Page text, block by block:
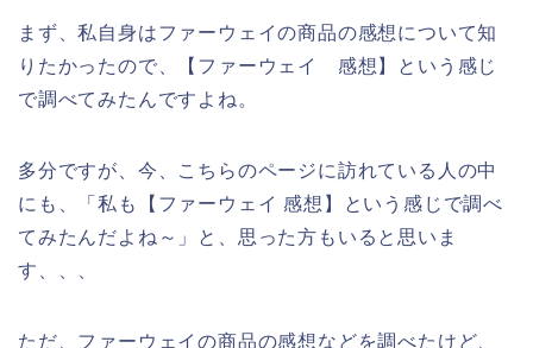
まず、私自身はファーウェイの商品の感想について知
りたかったので、【ファーウェイ 感想】という感じ
で調べてみたんですよね。
多分ですが、今、こちらのページに訪れている人の中
にも、「私も【ファーウェイ 感想】という感じで調べ
てみたんだよね～」と、思った方もいると思いま
す、、、
ただ、ファーウェイの商品の感想などを調べたけど、